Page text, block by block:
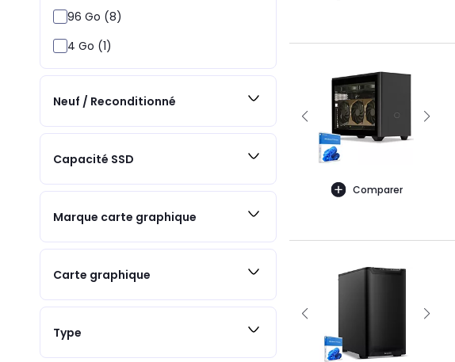
96 Go (8)
4 Go (1)
Neuf / Reconditionné
Capacité SSD
Marque carte graphique
Carte graphique
Type
Comparer